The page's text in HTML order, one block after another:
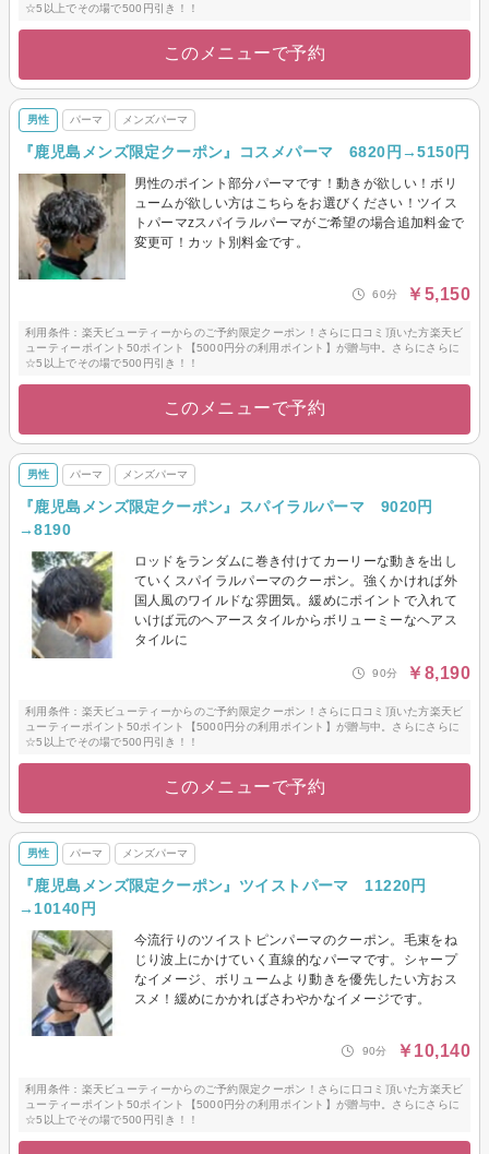
☆5以上でその場で500円引き！！
このメニューで予約
男性 パーマ メンズパーマ
『鹿児島メンズ限定クーポン』コスメパーマ 6820円→5150円
男性のポイント部分パーマです！動きが欲しい！ボリ
ュームが欲しい方はこちらをお選びください！ツイス
トパーマzスパイラルパーマがご希望の場合追加料金で
変更可！カット別料金です。
60分 ￥5,150
利用条件：楽天ビューティーからのご予約限定クーポン！さらに口コミ頂いた方楽天ビ
ューティーポイント50ポイント【5000円分の利用ポイント】が贈与中。さらにさらに
☆5以上でその場で500円引き！！
このメニューで予約
男性 パーマ メンズパーマ
『鹿児島メンズ限定クーポン』スパイラルパーマ 9020円
→8190
ロッドをランダムに巻き付けてカーリーな動きを出し
ていくスパイラルパーマのクーポン。強くかければ外
国人風のワイルドな雰囲気。緩めにポイントで入れて
いけば元のヘアースタイルからボリューミーなヘアス
タイルに
90分 ￥8,190
利用条件：楽天ビューティーからのご予約限定クーポン！さらに口コミ頂いた方楽天ビ
ューティーポイント50ポイント【5000円分の利用ポイント】が贈与中。さらにさらに
☆5以上でその場で500円引き！！
このメニューで予約
男性 パーマ メンズパーマ
『鹿児島メンズ限定クーポン』ツイストパーマ 11220円
→10140円
今流行りのツイストピンパーマのクーポン。毛束をね
じり波上にかけていく直線的なパーマです。シャープ
なイメージ、ボリュームより動きを優先したい方おス
スメ！緩めにかかればさわやかなイメージです。
90分 ￥10,140
利用条件：楽天ビューティーからのご予約限定クーポン！さらに口コミ頂いた方楽天ビ
ューティーポイント50ポイント【5000円分の利用ポイント】が贈与中。さらにさらに
☆5以上でその場で500円引き！！